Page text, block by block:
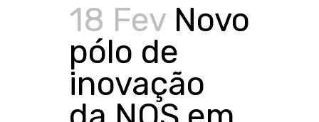
18 Fev Novo
pólo de
inovação